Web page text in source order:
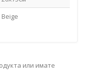
Beige
или имате